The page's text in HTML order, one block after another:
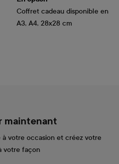
Coffret cadeau disponible en
A3, A4, 28x28 cm
maintenant
à votre occasion et créez votre
votre façon